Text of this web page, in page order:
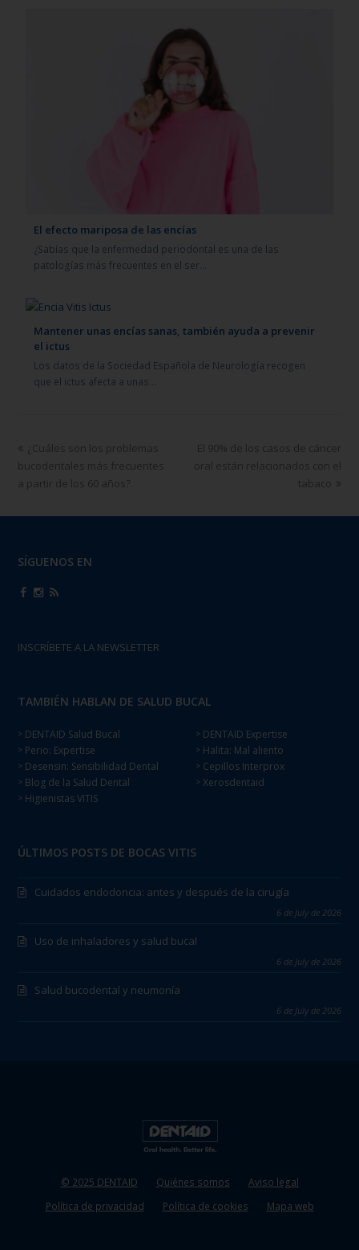
El efecto mariposa de las encías
¿Sabías que la enfermedad periodontal es una de las
patologías más frecuentes en el ser…
Mantener unas encías sanas, también ayuda a prevenir
el ictus
Los datos de la Sociedad Española de Neurología recogen
que el ictus afecta a unas…
¿Cuáles son los problemas
bucodentales más frecuentes
a partir de los 60 años?
El 90% de los casos de cáncer
oral están relacionados con el
tabaco
SÍGUENOS EN
INSCRÍBETE A LA NEWSLETTER
TAMBIÉN HABLAN DE SALUD BUCAL
> DENTAID Salud Bucal
> Perio: Expertise
> Desensin: Sensibilidad Dental
> Blog de la Salud Dental
> Higienistas VITIS
> DENTAID Expertise
> Halita: Mal aliento
> Cepillos Interprox
> Xerosdentaid
ÚLTIMOS POSTS DE BOCAS VITIS
Cuidados endodoncia: antes y después de la cirugía
6 de July de 2026
Uso de inhaladores y salud bucal
6 de July de 2026
Salud bucodental y neumonía
6 de July de 2026
© 2025 DENTAID Quiénes somos
Aviso legal
Política de privacidad
Política de cookies Mapa web